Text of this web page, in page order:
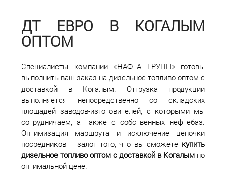
ДТ ЕВРО В КОГАЛЫМ
ОПТОМ
Специалисты компании «НАФТА ГРУПП» готовы
выполнить ваш заказ на дизельное топливо оптом с
доставкой в Когалым. Отгрузка продукции
выполняется непосредственно со складских
площадей заводов-изготовителей, с которыми мы
сотрудничаем, а также с собственных нефтебаз.
Оптимизация маршрута и исключение цепочки
посредников − залог того, что вы сможете купить
дизельное топливо оптом с доставкой в Когалым по
оптимальной цене.